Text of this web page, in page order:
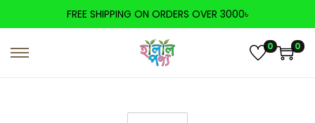
FREE SHIPPING ON ORDERS OVER 3000৳
0 0